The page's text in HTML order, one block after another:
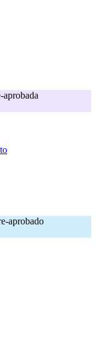
aprobada
aprobado